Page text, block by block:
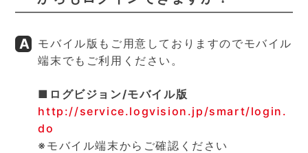
モバイル版もご用意しておりますのでモバイル
端末でもご利用ください。
■ログビジョン/モバイル版
http://service.logvision.jp/smart/login.
do
※モバイル端末からご確認ください